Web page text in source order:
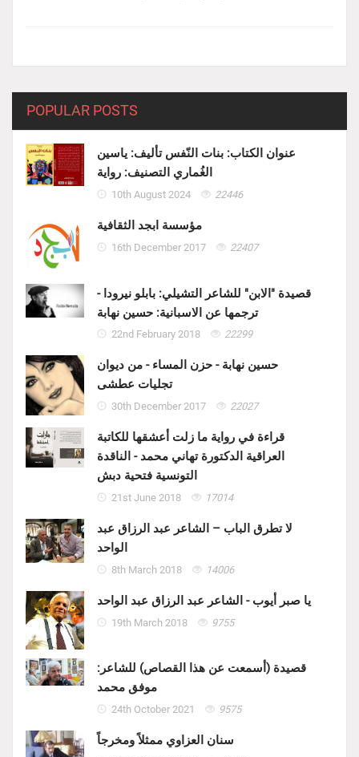
POPULAR POSTS
عنوان الكتاب: بنات النّفس تأليف: ياسين
الغُماري التصنيف: رواية
10th August 2024 22446
مؤسسة ابجد الثقافية
16th December 2017 22407
قصيدة "الابن" للشاعر التشيلي: بابلو نيرودا -
ترجمها عن الاسبانية: حسين نهابة
22nd February 2018 22299
حسين نهابة - حزن المساء - من ديوان
تجليات عطشى
30th December 2017 22027
قراءة في رواية ما زلت أعشقها للكاتبة
العراقية الدكتورة تهاني محمد - الناقدة
التونسية فتحية دبش
21st June 2018 17014
لا تطرق الباب – الشاعر عبد الرزاق عبد
الواحد
8th March 2018 14006
يا صبر أيوب - الشاعر عبد الرزاق عبد الواحد
19th March 2018 9755
قصيدة (أسمعت عن هذا القصاص) للشاعر:
موفق محمد
24th October 2021 9575
سنان العزاوي ممثلاً ومخرجاً